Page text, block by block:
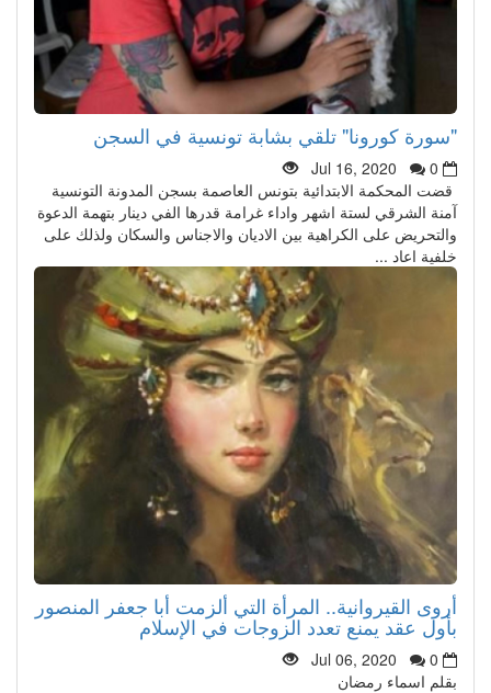
"سورة كورونا" تلقي بشابة تونسية في السجن
Jul 16, 2020
0
قضت المحكمة الابتدائية بتونس العاصمة بسجن المدونة التونسية
آمنة الشرقي لستة اشهر واداء غرامة قدرها الفي دينار بتهمة الدعوة
والتحريض على الكراهية بين الاديان والاجناس والسكان ولذلك على
خلفية اعاد ...
أروى القيروانية.. المرأة التي ألزمت أبا جعفر المنصور
بأول عقد يمنع تعدد الزوجات في الإسلام
Jul 06, 2020
0
بقلم اسماء رمضان